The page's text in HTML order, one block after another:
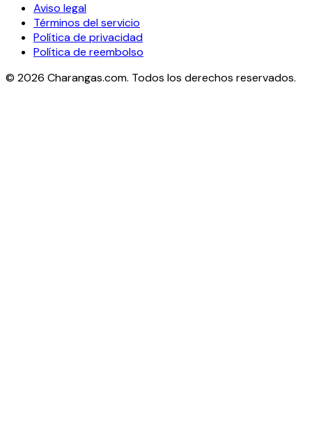
Aviso legal
Términos del servicio
Política de privacidad
Política de reembolso
© 2026 Charangas.com. Todos los derechos reservados.